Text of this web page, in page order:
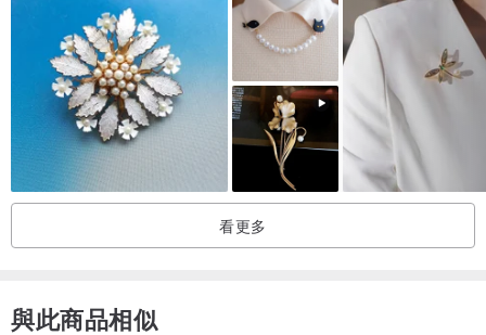
看更多
與此商品相似